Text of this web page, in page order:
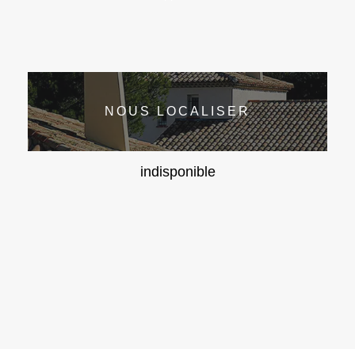
NOUS LOCALISER
indisponible